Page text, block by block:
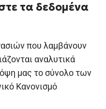
τα δεδομένα
που λαμβάνουν
αναλυτικά
μας το σύνολο των
Κανονισμό